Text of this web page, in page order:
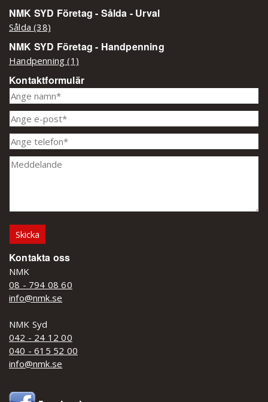
NMK SYD Företag - Sålda - Urval
Sålda (38)
NMK SYD Företag - Handpenning
Handpenning (1)
Kontaktformulär
Kontakta oss
NMK
08 - 794 08 60
info@nmk.se
NMK Syd
042 - 24 12 00
040 - 615 52 00
info@nmk.se